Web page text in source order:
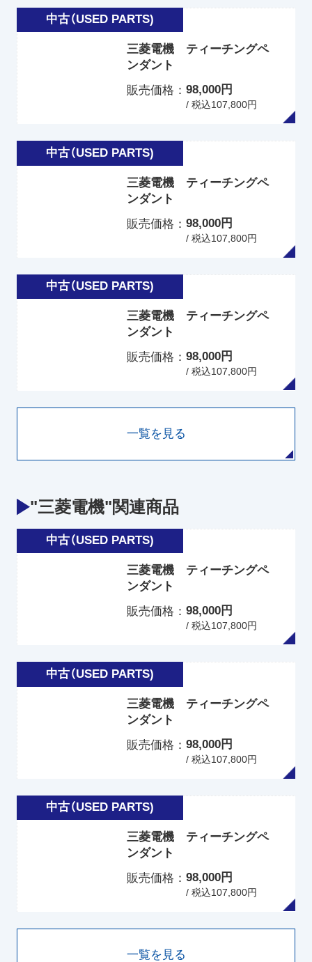
一覧を見る
三菱電機 ティーチングペ
ンダント
販売価格
98,000円
/ 税込107,800円
三菱電機 ティーチングペ
ンダント
販売価格
98,000円
/ 税込107,800円
三菱電機 ティーチングペ
ンダント
販売価格
98,000円
/ 税込107,800円
"三菱電機"関連商品
一覧を見る
三菱電機 ティーチングペ
ンダント
販売価格
98,000円
/ 税込107,800円
三菱電機 ティーチングペ
ンダント
販売価格
98,000円
/ 税込107,800円
三菱電機 ティーチングペ
ンダント
販売価格
98,000円
/ 税込107,800円